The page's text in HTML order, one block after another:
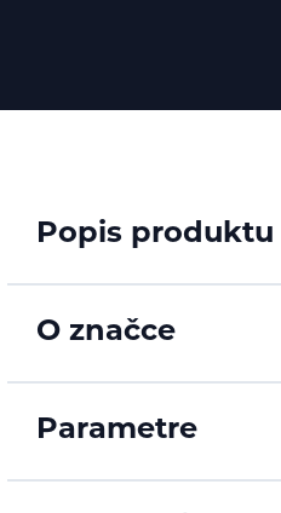
Popis produktu
O značce
Parametre